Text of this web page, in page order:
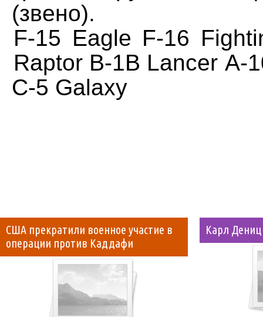
(звено).
F-15 Eagle F-16
Raptor B-1B Lancer A-
C-5 Galaxy
США прекратили военное участие в
операции против Каддафи
Карл Дениц